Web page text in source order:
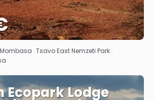
Megnézem
· Tsavo East Nemzeti Park ·
Ecopark Lodge